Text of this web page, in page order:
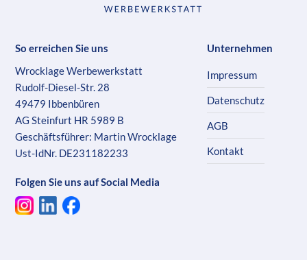
So erreichen Sie uns
Wrocklage Werbewerkstatt
Rudolf-Diesel-Str. 28
49479 Ibbenbüren
AG Steinfurt HR 5989 B
Geschäftsführer: Martin Wrocklage
Ust-IdNr. DE231182233
Folgen Sie uns auf Social Media
Unternehmen
Impressum
Datenschutz
AGB
Kontakt